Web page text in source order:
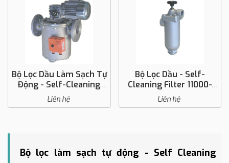
Bộ Lọc Dầu Làm Sạch Tự
Động - Self-Cleaning
Filter 51000
Liên hệ
Bộ Lọc Dầu - Self-
Cleaning Filter 11000-
21000-31000
Liên hệ
Bộ lọc làm sạch tự động - Self Cleaning